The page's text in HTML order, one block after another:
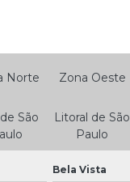
Norte Zona Oeste
São
Litoral de São
Paulo
Bela Vista